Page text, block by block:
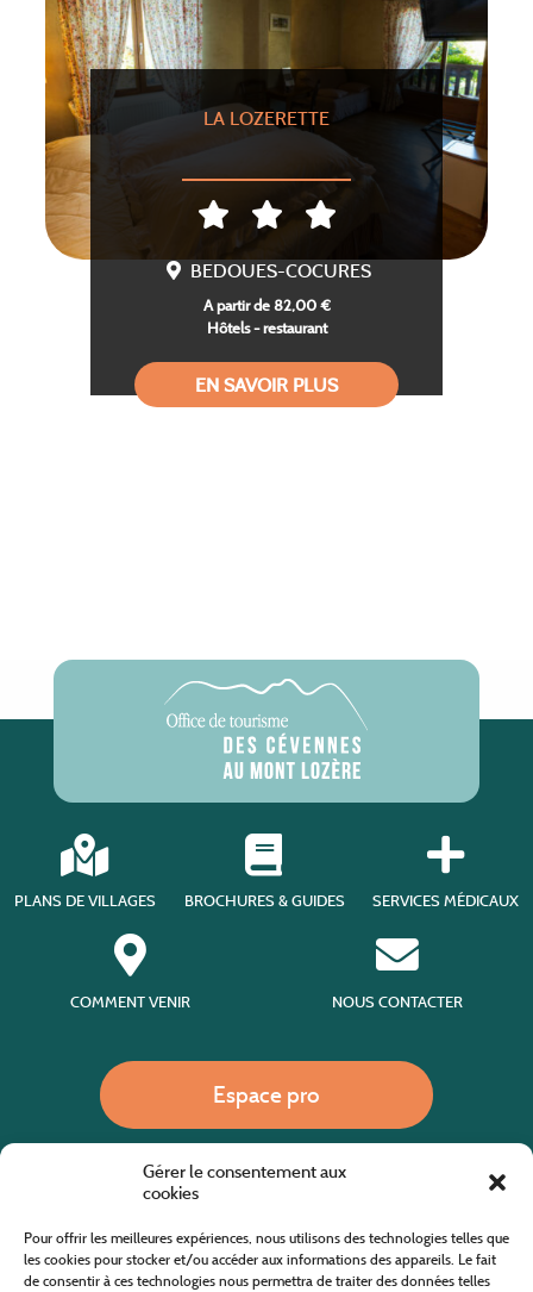
Gérer le consentement aux
cookies
Pour offrir les meilleures expériences, nous utilisons des technologies telles que
les cookies pour stocker et/ou accéder aux informations des appareils. Le fait
de consentir à ces technologies nous permettra de traiter des données telles
LA LOZERETTE
BEDOUES-COCURES
A partir de 82,00 €
Hôtels - restaurant
EN SAVOIR PLUS
PLANS DE VILLAGES BROCHURES & GUIDES SERVICES MÉDICAUX
COMMENT VENIR NOUS CONTACTER
Espace pro
Site internet cofinancé par le fonds européen agricole pour le développement rural